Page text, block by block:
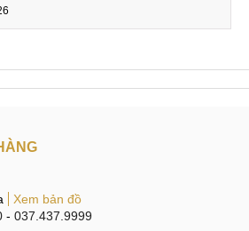
nâng cao độ bền trong nhiều tình
và trọng lượng chỉ hơn 200g, máy
hơi nặng với một số người, thiết kế
phiên bản màu sắc
sắc gồm Đen, Trắng và Xanh, phù
Xem bản đồ
- 037.437.9999